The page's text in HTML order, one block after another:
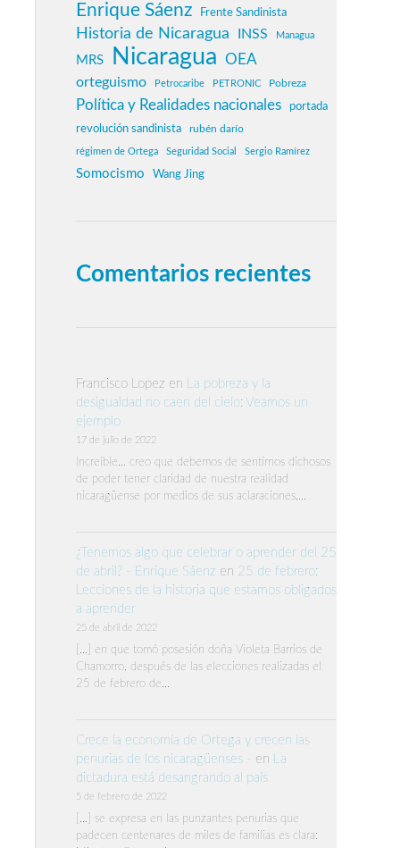
Enrique Sáenz Frente Sandinista
Historia de Nicaragua INSS Managua
MRS Nicaragua OEA
orteguismo Petrocaribe PETRONIC Pobreza
Política y Realidades nacionales portada
revolución sandinista rubén darío
régimen de Ortega Seguridad Social Sergio Ramírez
Somocismo Wang Jing
Comentarios recientes
Francisco Lopez en La pobreza y la
desigualdad no caen del cielo: Veamos un
ejemplo
17 de julio de 2022
Increíble… creo que debemos de sentirnos dichosos
de poder tener claridad de nuestra realidad
nicaragüense por medios de sus aclaraciones,…
¿Tenemos algo que celebrar o aprender del 25
de abril? - Enrique Sáenz en 25 de febrero:
Lecciones de la historia que estamos obligados
a aprender
25 de abril de 2022
[…] en que tomó posesión doña Violeta Barrios de
Chamorro, después de las elecciones realizadas el
25 de febrero de…
Crece la economía de Ortega y crecen las
penurias de los nicaragüenses - en La
dictadura está desangrando al país
5 de febrero de 2022
[…] se expresa en las punzantes penurias que
padecen centenares de miles de familias es clara: